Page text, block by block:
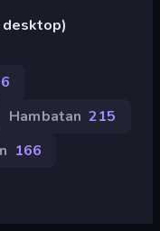
Hambatan 215
166